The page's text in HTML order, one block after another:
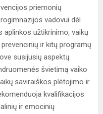
priemonių
vadovui dėl
aplinkos užtikrinimo, vaikų
ir kitų programų
susijusių aspektų.
švietimą vaiko
saviraiškos plėtojimo ir
kvalifikacijos
ir emocinių